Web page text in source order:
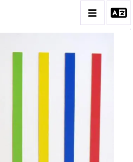
CHUBAC
DES OEUVRES